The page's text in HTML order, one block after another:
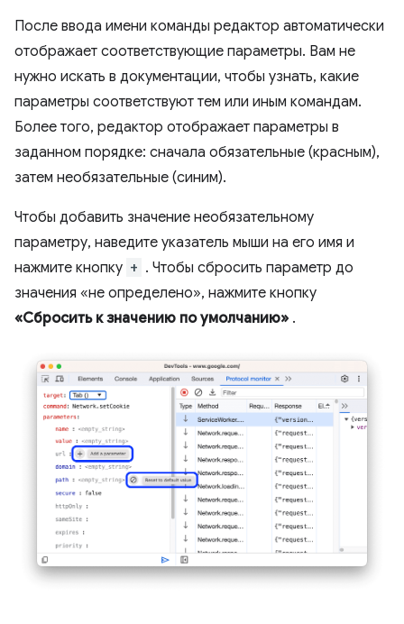
После ввода имени команды редактор автоматически
отображает соответствующие параметры. Вам не
нужно искать в документации, чтобы узнать, какие
параметры соответствуют тем или иным командам.
Более того, редактор отображает параметры в
заданном порядке: сначала обязательные (красным),
затем необязательные (синим).
Чтобы добавить значение необязательному
параметру, наведите указатель мыши на его имя и
нажмите кнопку + . Чтобы сбросить параметр до
значения «не определено», нажмите кнопку
«Сбросить к значению по умолчанию» .